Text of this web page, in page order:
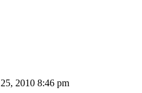
2010 8:46 pm